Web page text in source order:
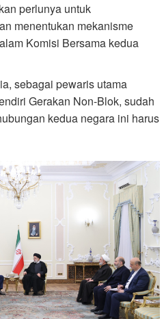
perlunya untuk
menentukan mekanisme
Komisi Bersama kedua
sebagai pewaris utama
Gerakan Non-Blok, sudah
kedua negara ini harus